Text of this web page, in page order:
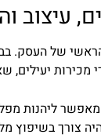
עיצוב
של העסק.
יעילים,
ליהנות
צורך בשיפוץ